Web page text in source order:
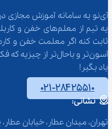
آی‌نو یه سامانه آموزش
یه تیم از معلم‌‌های
ثابت کنه اگر معلمت خفن و
یاد بگیر!
۰۲۱-۲۸۴۲۵۵۱۰
نشانی: